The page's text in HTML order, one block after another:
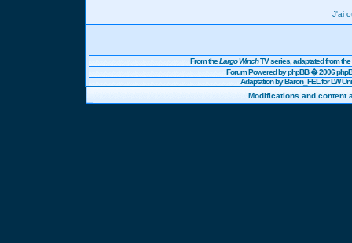
J'ai
From theLargo WinchTV series, adaptated from
Forum Powered byphpBB� 2006
Adaptation by Baron_FEL for LW
Modifications and content